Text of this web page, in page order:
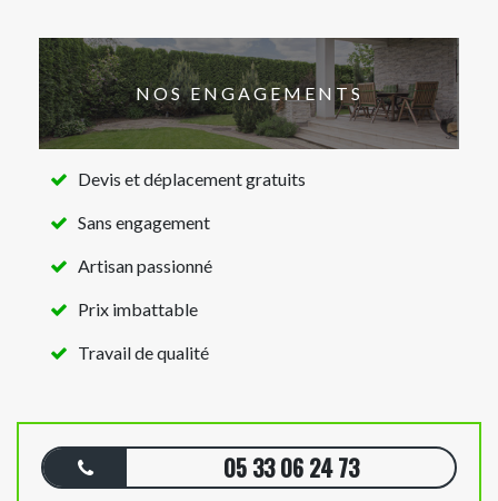
NOS ENGAGEMENTS
Devis et déplacement gratuits
Sans engagement
Artisan passionné
Prix imbattable
Travail de qualité
05 33 06 24 73